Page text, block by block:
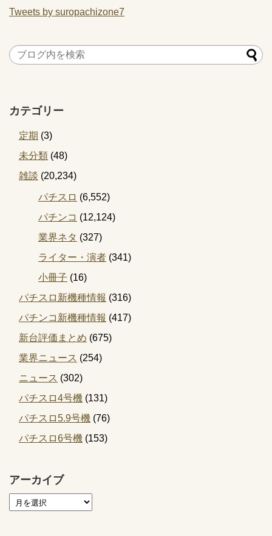
Tweets by suropachizone7
カテゴリー
定期 (3)
未分類 (48)
雑談 (20,234)
パチスロ (6,552)
パチンコ (12,124)
業界ネタ (327)
ライター・演者 (341)
小冊子 (16)
パチスロ新機種情報 (316)
パチンコ新機種情報 (417)
新台評価まとめ (675)
業界ニュース (254)
ニュース (302)
パチスロ4号機 (131)
パチスロ5.9号機 (76)
パチスロ6号機 (153)
アーカイブ